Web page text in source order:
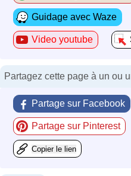
Guidage avec Waze
Video youtube
Partagez cette page à un ou
Partage sur Facebook
Partage sur Pinterest
Copier le lien